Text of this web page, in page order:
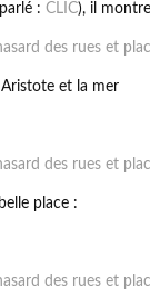
: CLIC), il
et la mer
place :